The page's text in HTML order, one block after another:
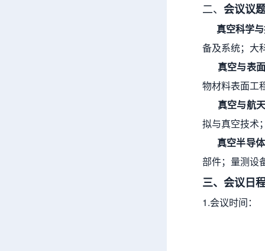
二、 会议议
真空科学与
备及系统；大
真空与表
物材料表面工
真空与航
拟与真空技术
真空半导体
部件；量测设
三、会议日
1.会议时间：